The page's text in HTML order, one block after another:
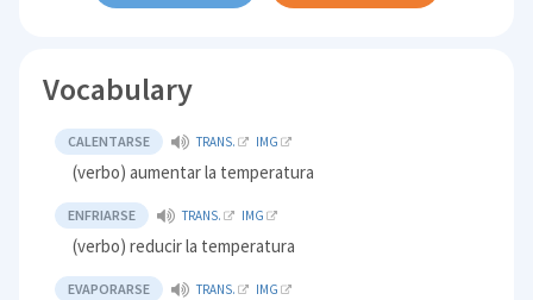
Vocabulary
CALENTARSE TRANS. IMG
(verbo) aumentar la temperatura
ENFRIARSE TRANS. IMG
(verbo) reducir la temperatura
EVAPORARSE TRANS. IMG